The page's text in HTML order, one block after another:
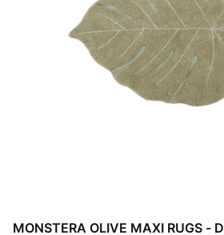
MONSTERA OLIVE MAXI RUGS -